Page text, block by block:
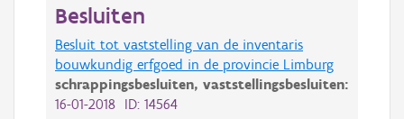
Besluiten
Besluit tot vaststelling van de inventaris
bouwkundig erfgoed in de provincie Limburg
schrappingsbesluiten, vaststellingsbesluiten:
16-01-2018 ID: 14564